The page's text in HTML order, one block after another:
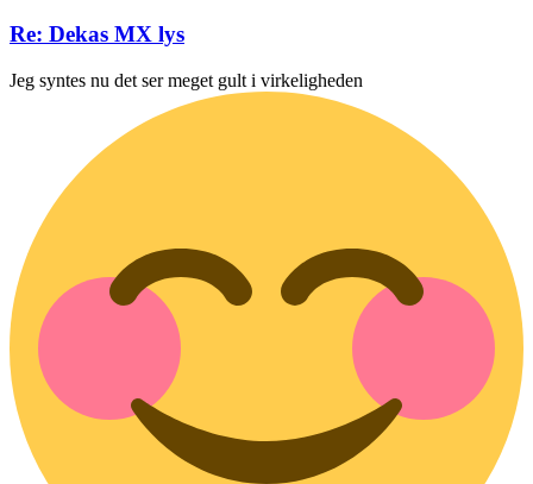
Re: Dekas MX lys
Jeg syntes nu det ser meget gult i virkeligheden